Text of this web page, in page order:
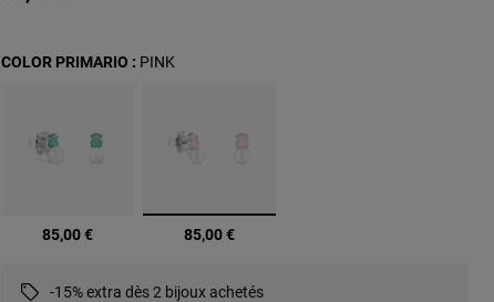
85,00 € sélectionné
85,00 €
COLOR PRIMARIO : PINK
-15% extra dès 2 bijoux achetés